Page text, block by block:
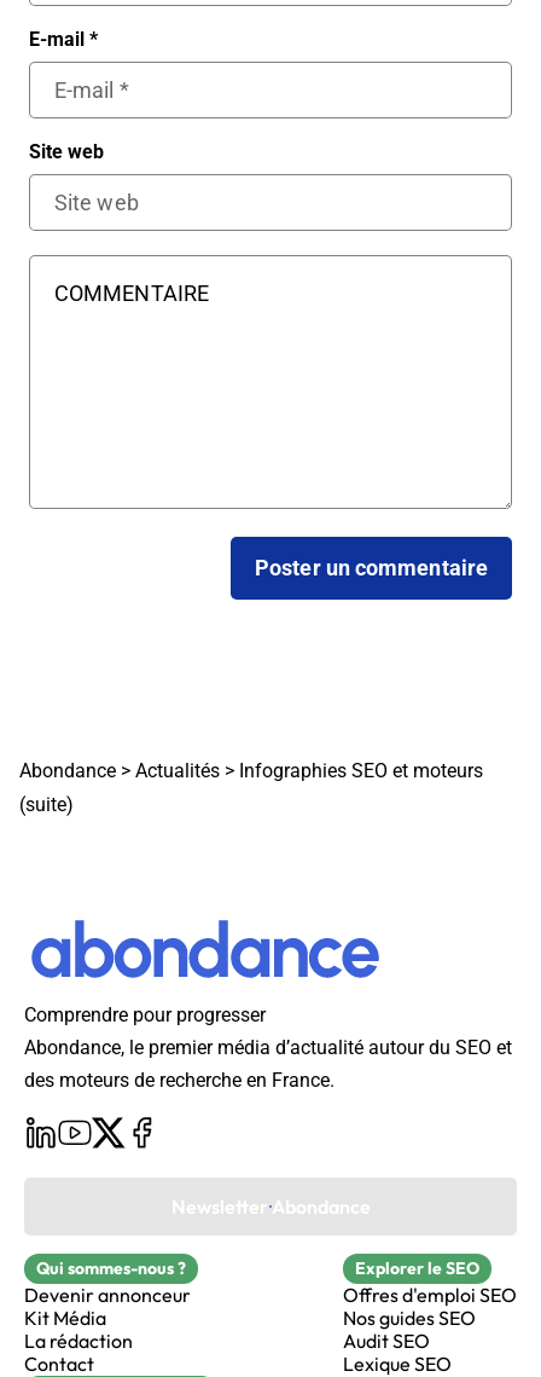
E-mail *
Site web
Abondance > Actualités > Infographies SEO et moteurs
(suite)
Comprendre pour progresser
Abondance, le premier média d’actualité autour du SEO et
des moteurs de recherche en France.
Newsletter Abondance
Qui sommes-nous ?
Devenir annonceur
Kit Média
La rédaction
Contact
Explorer le SEO
Offres d'emploi SEO
Nos guides SEO
Audit SEO
Lexique SEO